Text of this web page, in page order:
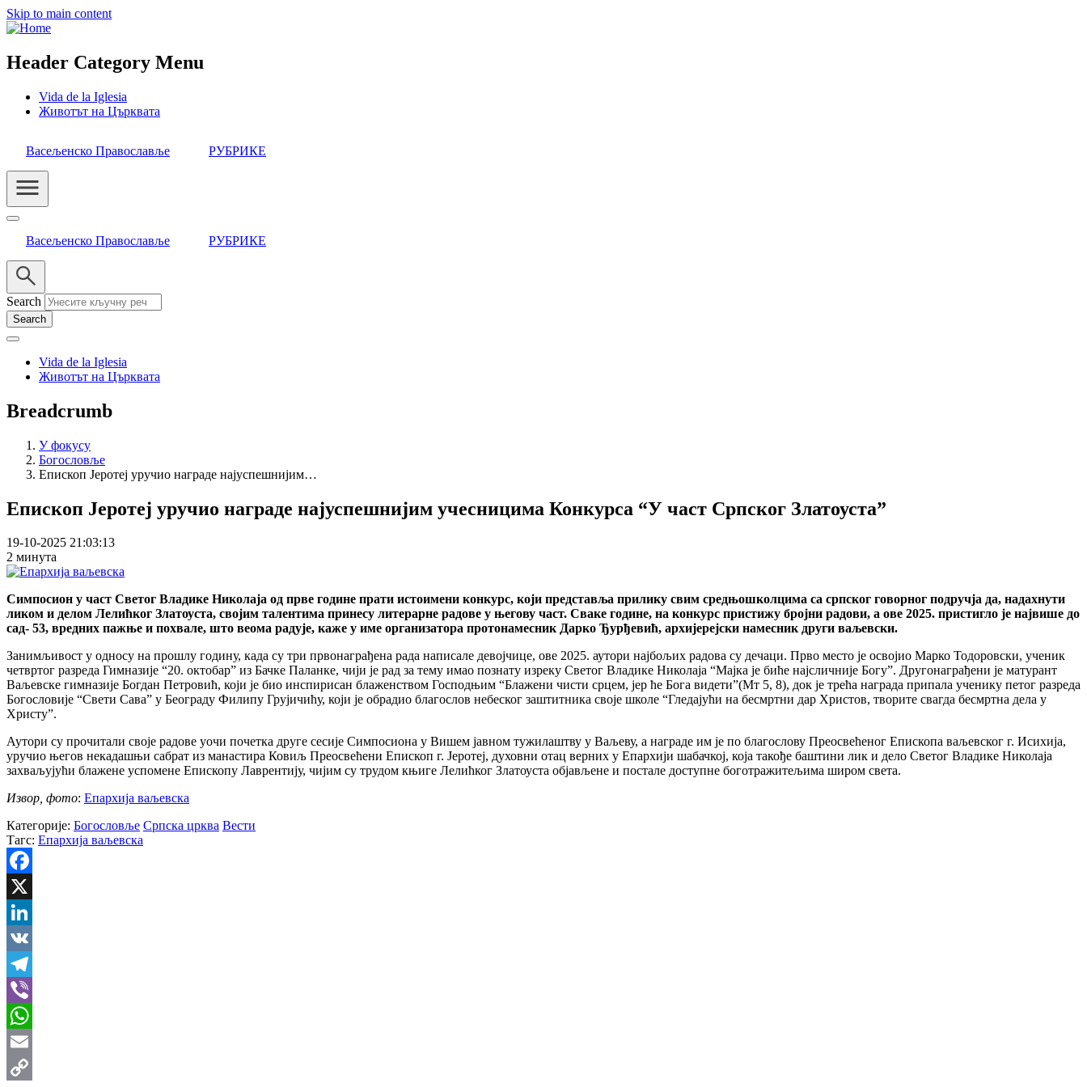
Skip to main content
Header Category Menu
Vida de la Iglesia
Животът на Църквата
Васељенско Православље РУБРИКЕ
Васељенско Православље РУБРИКЕ
Search
Vida de la Iglesia
Животът на Църквата
Breadcrumb
У фокусу
Богословље
Епископ Јеротеј уручио награде најуспешнијим…
Епископ Јеротеј уручио награде најуспешнијим учесницима Конкурса “У част Српског Златоуста”
19-10-2025 21:03:13
2 минута
Симпосион у част Светог Владике Николаја од прве године прати истоимени конкурс, који представља прилику свим средњошколцима са српског говорног подручја да, надахнути
ликом и делом Лелићког Златоуста, својим талентима принесу литерарне радове у његову част. Сваке године, на конкурс пристижу бројни радови, а ове 2025. пристигло је највише до
сад- 53, вредних пажње и похвале, што веома радује, каже у име организатора протонамесник Дарко Ђурђевић, архијерејски намесник други ваљевски.
Занимљивост у односу на прошлу годину, када су три првонаграђена рада написале девојчице, ове 2025. аутори најбољих радова су дечаци. Прво место је освојио Марко Тодоровски, ученик
четвртог разреда Гимназије “20. октобар” из Бачке Паланке, чији је рад за тему имао познату изреку Светог Владике Николаја “Мајка је биће најсличније Богу”. Другонаграђени је матурант
Ваљевске гимназије Богдан Петровић, који је био инспирисан блаженством Господњим “Блажени чисти срцем, јер ће Бога видети”(Мт 5, 8), док је трећа награда припала ученику петог разреда
Богословије “Свети Сава” у Београду Филипу Грујичићу, који је обрадио благослов небеског заштитника своје школе “Гледајући на бесмртни дар Христов, творите свагда бесмртна дела у
Христу”.
Аутори су прочитали своје радове уочи почетка друге сесије Симпосиона у Вишем јавном тужилаштву у Ваљеву, а награде им је по благослову Преосвећеног Епископа ваљевског г. Исихија,
уручио његов некадашњи сабрат из манастира Ковиљ Преосвећени Епископ г. Јеротеј, духовни отац верних у Епархији шабачкој, која такође баштини лик и дело Светог Владике Николаја
захваљујући блажене успомене Епископу Лаврентију, чијим су трудом књиге Лелићког Златоуста објављене и постале доступне боготражитељима широм света.
Извор, фото: Епархија ваљевска
Категорије: Богословље Српска црква Вести
Тагс: Епархија ваљевска
Facebook
X
LinkedIn
VK
Telegram
Viber
WhatsApp
Email